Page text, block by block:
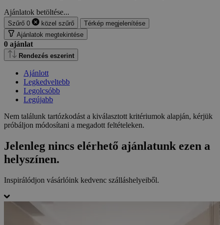
Ajánlatok betöltése...
Szűrő 0 közel szűrő
Térkép megjelenítése
Ajánlatok megtekintése
0 ajánlat
Rendezés eszerint
Ajánlott
Legkedveltebb
Legolcsóbb
Legújabb
Nem találunk tartózkodást a kiválasztott kritériumok alapján, kérjük
próbáljon módosítani a megadott feltételeken.
Jelenleg nincs elérhető ajánlatunk ezen a
helyszínen.
Inspirálódjon vásárlóink kedvenc szálláshelyeiből.